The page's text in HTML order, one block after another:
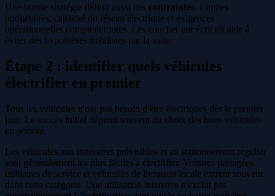
Une bonne stratégie définit aussi des contraintes. Limites
budgétaires, capacité du réseau électrique et exigences
opérationnelles comptent toutes. Les coucher par écrit tôt aide à
éviter des hypothèses irréalistes par la suite.
Étape 2 : identifier quels véhicules
électrifier en premier
Tous les véhicules n'ont pas besoin d'être électriques dès le premier
jour. Le succès initial dépend souvent du choix des bons véhicules
en priorité.
Les véhicules aux itinéraires prévisibles et au stationnement régulier
sont généralement les plus faciles à électrifier. Voitures partagées,
utilitaires de service et véhicules de livraison locale entrent souvent
dans cette catégorie. Une utilisation intensive n'exclut pas